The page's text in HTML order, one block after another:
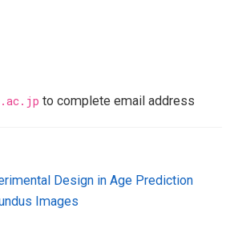
to complete email address
Design in Age Prediction
Images